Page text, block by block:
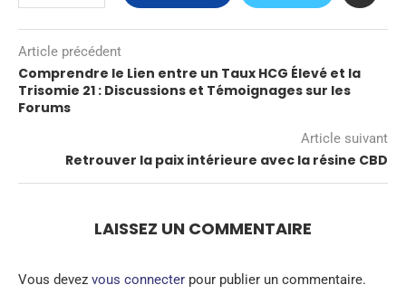
Article précédent
Comprendre le Lien entre un Taux HCG Élevé et la
Trisomie 21 : Discussions et Témoignages sur les
Forums
Article suivant
Retrouver la paix intérieure avec la résine CBD
LAISSEZ UN COMMENTAIRE
Vous devez vous connecter pour publier un commentaire.